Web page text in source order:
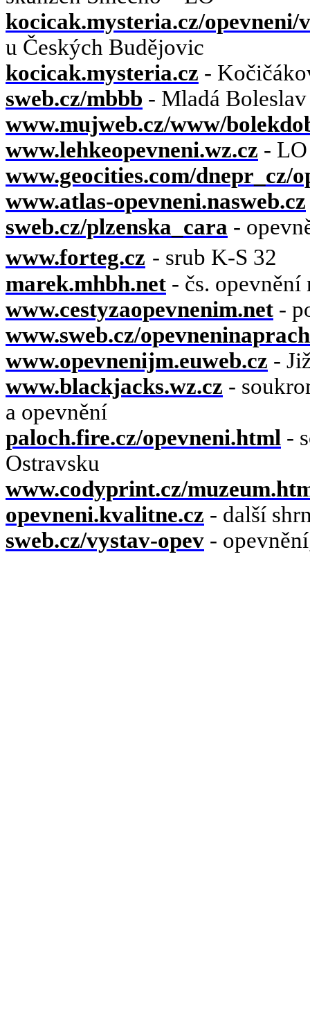
kocicak.mysteria.cz/opevneni/
u Českých Budějovic
kocicak.mysteria.cz -
sweb.cz/mbbb - Mladá
www.mujweb.cz/www/
www.lehkeopevneni.wz.cz -
www.geocities.com/dnepr_cz/
www.atlas-opevneni.nasweb.cz
sweb.cz/plzenska_cara -
www.forteg.cz - srub K-S 32
marek.mhbh.net - čs.
www.cestyzaopevnenim.net -
www.sweb.cz/
www.opevnenijm.euweb.cz -
www.blackjacks.wz.cz -
a opevnění
paloch.fire.cz/opevneni.html -
Ostravsku
www.codyprint.cz/
opevneni.kvalitne.cz - další
sweb.cz/vystav-opev -